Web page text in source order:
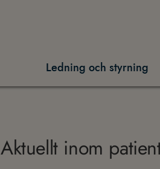
Ledning och styrning
Aktuellt inom